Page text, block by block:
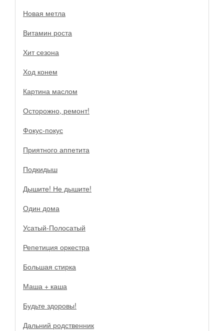
Новая метла
Витамин роста
Хит сезона
Ход конем
Картина маслом
Осторожно, ремонт!
Фокус-покус
Приятного аппетита
Подкидыш
Дышите! Не дышите!
Один дома
Усатый-Полосатый
Репетиция оркестра
Большая стирка
Маша + каша
Будьте здоровы!
Дальний родственник